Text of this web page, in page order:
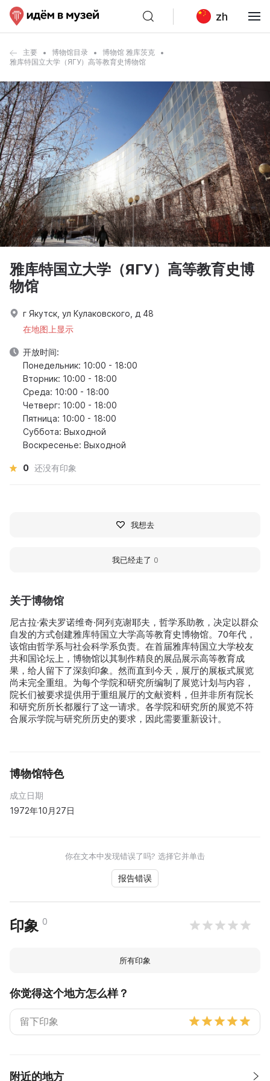
zh
主要 博物馆目录
博物馆 雅库茨克
雅库特国立大学（ЯГУ）高等教育史博物馆
关于博物馆
尼古拉·索夫罗诺维奇·阿列克谢耶夫，哲学系助教，决定以群众
自发的方式创建雅库特国立大学高等教育史博物馆。70年代，
该馆由哲学系与社会科学系负责。在首届雅库特国立大学校友
共和国论坛上，博物馆以其制作精良的展品展示高等教育成
果，给人留下了深刻印象。然而直到今天，展厅的展板式展览
尚未完全重组。为每个学院和研究所编制了展览计划与内容，
院长们被要求提供用于重组展厅的文献资料，但并非所有院长
和研究所所长都履行了这一请求。各学院和研究所的展览不符
合展示学院与研究所历史的要求，因此需要重新设计。
博物馆特色
成立日期
1972年10月27日
你在文本中发现错误了吗? 选择它并单击
报告错误
印象 0
所有印象
你觉得这个地方怎么样？
附近的地方
雅库特国立大学（ЯГУ）高等教育史博
物馆
г Якутск, ул Кулаковского, д 48
在地图上显示
开放时间:
Понедельник: 10:00 - 18:00
Вторник: 10:00 - 18:00
Среда: 10:00 - 18:00
Четверг: 10:00 - 18:00
Пятница: 10:00 - 18:00
Суббота: Выходной
Воскресенье: Выходной
0 还没有印象
我想去
我已经走了 0